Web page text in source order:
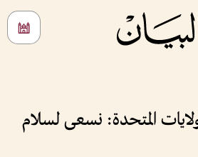
المتحدة: نسعى لسلام